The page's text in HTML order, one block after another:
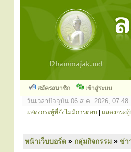
สมัครสมาชิก เข้าสู่ระบบ
วันเวลาปัจจุบัน 06 ส.ค. 2026, 07:48
แสดงกระทู้ที่ยังไม่มีการตอบ แสดงกระ
หน้าเว็บบอร์ด » กลุ่มกิจกรรม » ข่า